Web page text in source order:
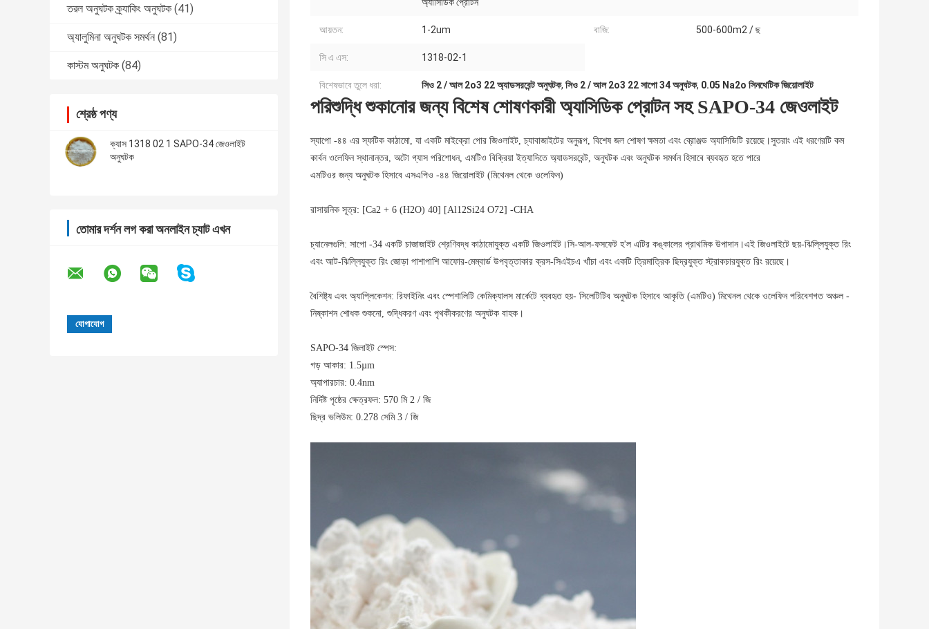
তরল অনুঘটক ক্র্যাকিং অনুঘটক (41)
অ্যালুমিনা অনুঘটক সমর্থন (81)
কাস্টম অনুঘটক (84)
শ্রেষ্ঠ পণ্য
ক্যাস 1318 02 1 SAPO-34 জেওলাইট
অনুঘটক
তোমার দর্শন লগ করা অনলাইন চ্যাট এখন
অ্যাসিডিক প্রোটন
আয়তন: 1-2um বাজি: 500-600m2 / ছ
সি এ এস: 1318-02-1
বিশেষভাবে তুলে ধরা: সিও 2 / আল 2o3 22 অ্যাডসরবেন্ট অনুঘটক, সিও 2 / আল 2o3 22 সাপো 34 অনুঘটক, 0.05 Na2o সিনথেটিক জিয়োলাইট
পরিশুদ্ধি শুকানোর জন্য বিশেষ শোষণকারী অ্যাসিডিক প্রোটন সহ SAPO-34 জেওলাইট
স্যাপো -৪৪ এর স্ফটিক কাঠামো, যা একটি মাইক্রো পোর জিওলাইট, চ্যাবাজাইটের অনুরূপ, বিশেষ জল শোষণ ক্ষমতা এবং ব্রোঞ্জড অ্যাসিডিটি রয়েছে।সুতরাং এই ধরণেরটি কম
কার্বন ওলেফিন স্থানান্তর, অটো গ্যাস পরিশোধন, এমটিও বিক্রিয়া ইত্যাদিতে অ্যাডসরবেন্ট, অনুঘটক এবং অনুঘটক সমর্থন হিসাবে ব্যবহৃত হতে পারে
এমটিওর জন্য অনুঘটক হিসাবে এসএপিও -৪৪ জিয়োলাইট (মিথেনল থেকে ওলেফিন)
রাসায়নিক সূত্র: [Ca2 + 6 (H2O) 40] [Al12Si24 O72] -CHA
চ্যানেলগুলি: সাপো -34 একটি চাজাজাইট শ্রেণিবদ্ধ কাঠামোযুক্ত একটি জিওলাইট।সি-আল-ফসফেট হ'ল এটির কঙ্কালের প্রাথমিক উপাদান।এই জিওলাইটে ছয়-ঝিল্লিযুক্ত রিং
এবং আট-ঝিল্লিযুক্ত রিং জোড়া পাশাপাশি আফোর-মেম্বার্ড উপবৃত্তাকার ক্রস-সিএইচএ খাঁচা এবং একটি ত্রিমাত্রিক ছিদ্রযুক্ত স্ট্রাকচারযুক্ত রিং রয়েছে।
বৈশিষ্ট্য এবং অ্যাপ্লিকেশন: রিফাইনিং এবং স্পেশালিটি কেমিক্যালস মার্কেটে ব্যবহৃত হয়- সিলেটিটিব অনুঘটক হিসাবে আকৃতি (এমটিও) মিথেনল থেকে ওলেফিন পরিবেশগত অঞ্চল -
নিষ্কাশন শোধক শুকনো, শুদ্ধিকরণ এবং পৃথকীকরণের অনুঘটক বাহক।
SAPO-34 জিলাইট স্পেস:
গড় আকার: 1.5µm
অ্যাপারচার: 0.4nm
নির্দিষ্ট পৃষ্ঠের ক্ষেত্রফল: 570 মি 2 / জি
ছিদ্র ভলিউম: 0.278 সেমি 3 / জি